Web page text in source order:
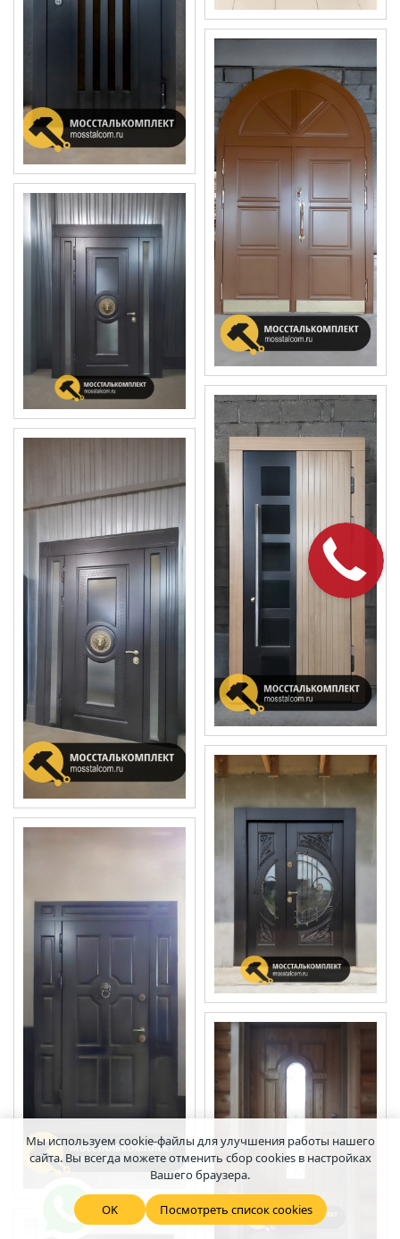
Мы используем cookie-файлы для улучшения работы нашего
сайта. Вы всегда можете отменить сбор cookies в настройках
Вашего браузера.
OK Посмотреть список cookies